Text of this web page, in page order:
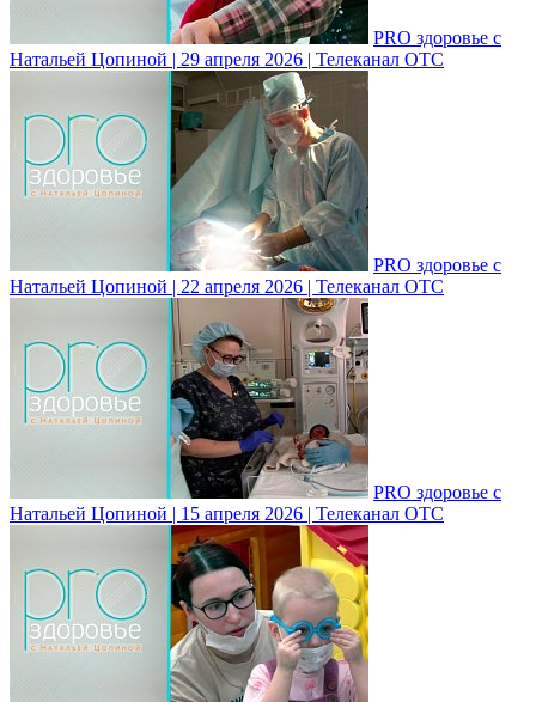
PRO здоровье с
Натальей Цопиной | 29 апреля 2026 | Телеканал ОТС
PRO здоровье с
Натальей Цопиной | 22 апреля 2026 | Телеканал ОТС
PRO здоровье с
Натальей Цопиной | 15 апреля 2026 | Телеканал ОТС